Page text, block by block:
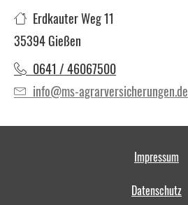
Erdkauter Weg 11
35394 Gießen
0641 / 46067500
info@ms-agrarversicherungen.de
Impressum
Datenschutz